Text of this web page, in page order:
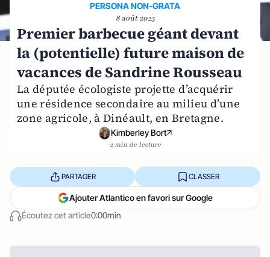
PERSONA NON-GRATA
8 août 2025
Premier barbecue géant devant
la (potentielle) future maison de
vacances de Sandrine Rousseau
La députée écologiste projette d’acquérir
une résidence secondaire au milieu d’une
zone agricole, à Dinéault, en Bretagne.
Kimberley Bort
2 min de lecture
Écoutez cet article0:00min
PARTAGER CLASSER
Ajouter Atlantico en favori sur Google